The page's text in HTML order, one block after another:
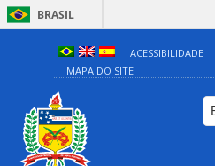
BRASIL
ACESSIBILIDADE
MAPA DO SITE